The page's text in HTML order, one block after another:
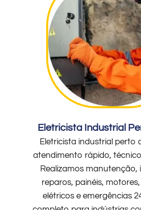
Eletricista Industrial
Eletricista industrial perto
atendimento rápido,
Realizamos manutenção,
reparos, painéis,
elétricos e emergências